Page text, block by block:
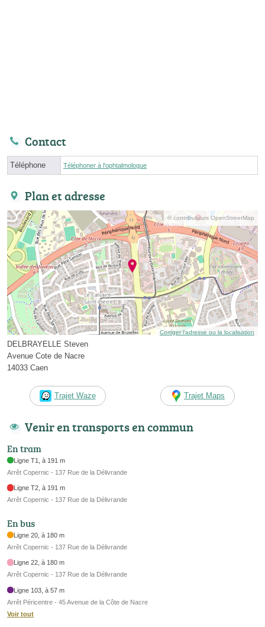
Contact
Téléphone Téléphoner à l'ophtalmologue
Plan et adresse
© contributeurs OpenStreetMap
Corriger l’adresse ou la localisation
DELBRAYELLE Steven
Avenue Cote de Nacre
14033 Caen
Trajet Waze Trajet Maps
Venir en transports en commun
En tram
Ligne T1, à 191 m
Arrêt Copernic - 137 Rue de la Délivrande
Ligne T2, à 191 m
Arrêt Copernic - 137 Rue de la Délivrande
En bus
Ligne 20, à 180 m
Arrêt Copernic - 137 Rue de la Délivrande
Ligne 22, à 180 m
Arrêt Copernic - 137 Rue de la Délivrande
Ligne 103, à 57 m
Arrêt Péricentre - 45 Avenue de la Côte de Nacre
Voir tout